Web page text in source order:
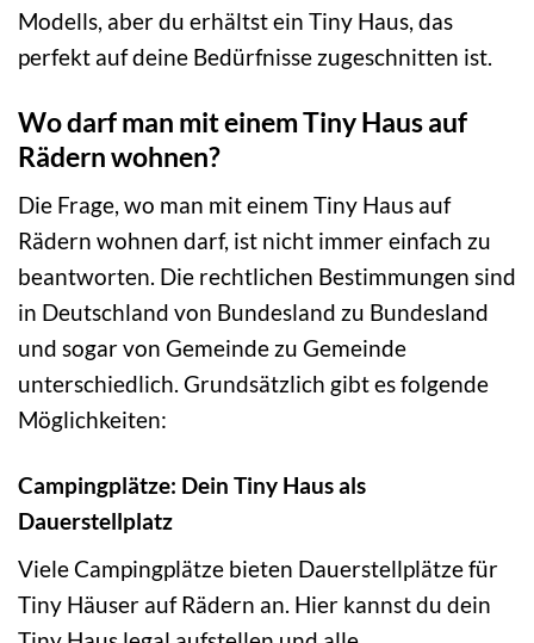
Modells, aber du erhältst ein Tiny Haus, das
perfekt auf deine Bedürfnisse zugeschnitten ist.
Wo darf man mit einem Tiny Haus auf
Rädern wohnen?
Die Frage, wo man mit einem Tiny Haus auf
Rädern wohnen darf, ist nicht immer einfach zu
beantworten. Die rechtlichen Bestimmungen sind
in Deutschland von Bundesland zu Bundesland
und sogar von Gemeinde zu Gemeinde
unterschiedlich. Grundsätzlich gibt es folgende
Möglichkeiten:
Campingplätze: Dein Tiny Haus als
Dauerstellplatz
Viele Campingplätze bieten Dauerstellplätze für
Tiny Häuser auf Rädern an. Hier kannst du dein